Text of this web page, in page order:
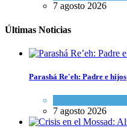
7 agosto 2026
Últimas Noticias
Parashá Re'eh: Padre e hijos
7 agosto 2026